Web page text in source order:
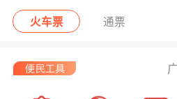
火车票 通票